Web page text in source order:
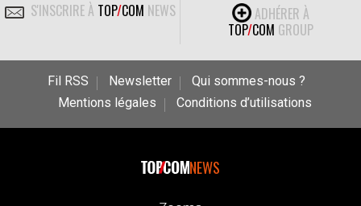
S'INSCRIRE À TOP/COM NEWS
ADHÉRER À
TOP/COM GROUP
Fil RSS Newsletter
Qui sommes-nous ?
Mentions légales
Conditions d’utilisations
NEWS